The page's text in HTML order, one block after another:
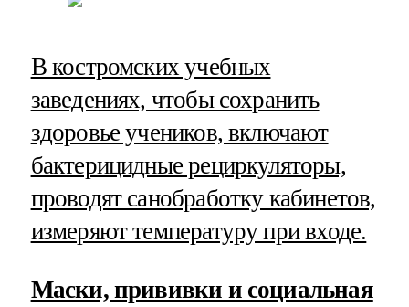
В костромских учебных
заведениях, чтобы сохранить
здоровье учеников, включают
бактерицидные рециркуляторы,
проводят санобработку кабинетов,
измеряют температуру при входе.
Маски, прививки и социальная